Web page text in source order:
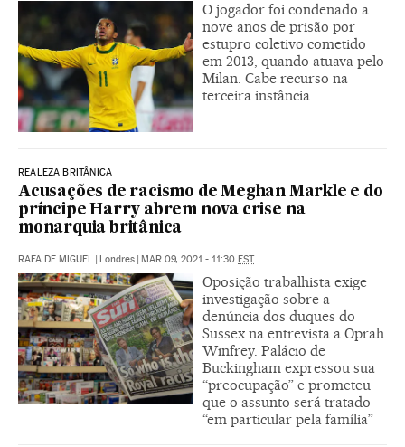
O jogador foi condenado a
nove anos de prisão por
estupro coletivo cometido
em 2013, quando atuava pelo
Milan. Cabe recurso na
terceira instância
REALEZA BRITÂNICA
Acusações de racismo de Meghan Markle e do
príncipe Harry abrem nova crise na
monarquia britânica
RAFA DE MIGUEL | Londres | MAR 09, 2021 - 11:30 EST
Oposição trabalhista exige
investigação sobre a
denúncia dos duques do
Sussex na entrevista a Oprah
Winfrey. Palácio de
Buckingham expressou sua
“preocupação” e prometeu
que o assunto será tratado
“em particular pela família”